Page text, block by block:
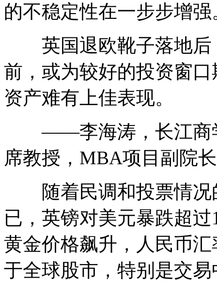
的不稳定性在一步步增强
英国退欧靴子落地后
前，或为较好的投资窗
资产难有上佳表现。
——李海涛，长江商学
席教授，MBA项目副院长
随着民调和投票情况
已，英镑对美元暴跌超
黄金价格飙升，人民币
于全球股市，特别是交